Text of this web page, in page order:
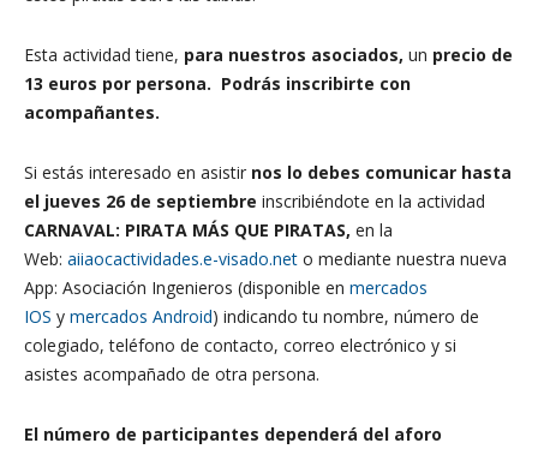
Esta actividad tiene, para nuestros asociados, un precio de
13 euros por persona. Podrás inscribirte con
acompañantes.
Si estás interesado en asistir nos lo debes comunicar hasta
el jueves 26 de septiembre inscribiéndote en la actividad
CARNAVAL: PIRATA MÁS QUE PIRATAS, en la
Web: aiiaocactividades.e-visado.net o mediante nuestra nueva
App: Asociación Ingenieros (disponible en mercados
IOS y mercados Android) indicando tu nombre, número de
colegiado, teléfono de contacto, correo electrónico y si
asistes acompañado de otra persona.
El número de participantes dependerá del aforo